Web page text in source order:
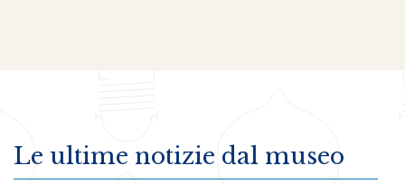
Le ultime notizie dal museo